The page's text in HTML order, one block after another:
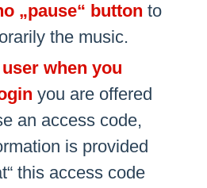
„pause“ button to
the music.
when you
you are offered
an access code,
is provided
this access code